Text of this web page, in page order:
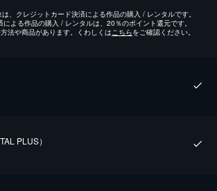
、クレジットカード決済による作品の購入 / レンタルです。
よる作品の購入 / レンタルは、20％のポイント還元です。
法や商品があります。くわしくはこちらをご確認ください。
PLUS）